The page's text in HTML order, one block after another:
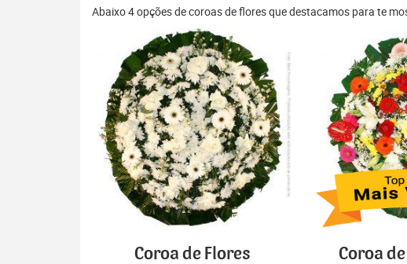
Abaixo 4 opções de coroas de flores que destacamos para te
Coroa de Flores
Coroa